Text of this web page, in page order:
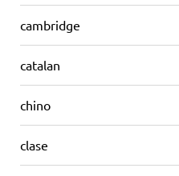
cambridge
catalan
chino
clase